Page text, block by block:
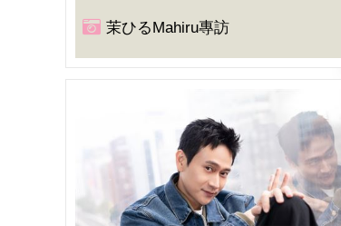
茉ひるMahiru專訪